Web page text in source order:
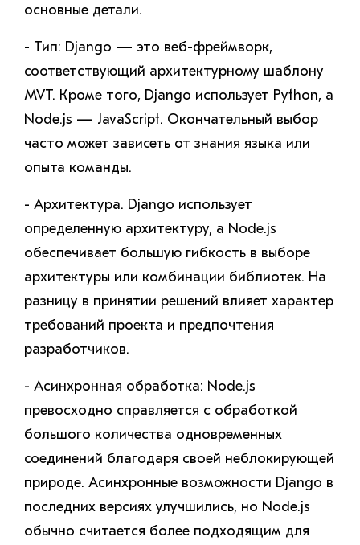
основные детали.
- Тип: Django — это веб-фреймворк,
соответствующий архитектурному шаблону
MVT. Кроме того, Django использует Python, а
Node.js — JavaScript. Окончательный выбор
часто может зависеть от знания языка или
опыта команды.
- Архитектура. Django использует
определенную архитектуру, а Node.js
обеспечивает большую гибкость в выборе
архитектуры или комбинации библиотек. На
разницу в принятии решений влияет характер
требований проекта и предпочтения
разработчиков.
- Асинхронная обработка: Node.js
превосходно справляется с обработкой
большого количества одновременных
соединений благодаря своей неблокирующей
природе. Асинхронные возможности Django в
последних версиях улучшились, но Node.js
обычно считается более подходящим для